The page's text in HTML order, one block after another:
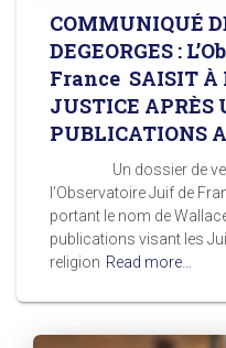
COMMUNIQUÉ
DEGEORGES :
France SAISIT À
JUSTICE APRÈS
PUBLICATIONS
Un dossier de
l’Observatoire Juif de
portant le nom de
publications visant les
religion Read more…